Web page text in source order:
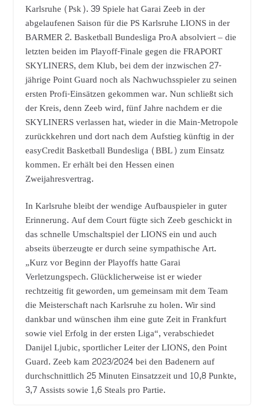
Karlsruhe (Psk). 39 Spiele hat Garai Zeeb in der
abgelaufenen Saison für die PS Karlsruhe LIONS in der
BARMER 2. Basketball Bundesliga ProA absolviert – die
letzten beiden im Playoff-Finale gegen die FRAPORT
SKYLINERS, dem Klub, bei dem der inzwischen 27-
jährige Point Guard noch als Nachwuchsspieler zu seinen
ersten Profi-Einsätzen gekommen war. Nun schließt sich
der Kreis, denn Zeeb wird, fünf Jahre nachdem er die
SKYLINERS verlassen hat, wieder in die Main-Metropole
zurückkehren und dort nach dem Aufstieg künftig in der
easyCredit Basketball Bundesliga (BBL) zum Einsatz
kommen. Er erhält bei den Hessen einen
Zweijahresvertrag.
In Karlsruhe bleibt der wendige Aufbauspieler in guter
Erinnerung. Auf dem Court fügte sich Zeeb geschickt in
das schnelle Umschaltspiel der LIONS ein und auch
abseits überzeugte er durch seine sympathische Art.
„Kurz vor Beginn der Playoffs hatte Garai
Verletzungspech. Glücklicherweise ist er wieder
rechtzeitig fit geworden, um gemeinsam mit dem Team
die Meisterschaft nach Karlsruhe zu holen. Wir sind
dankbar und wünschen ihm eine gute Zeit in Frankfurt
sowie viel Erfolg in der ersten Liga“, verabschiedet
Danijel Ljubic, sportlicher Leiter der LIONS, den Point
Guard. Zeeb kam 2023/2024 bei den Badenern auf
durchschnittlich 25 Minuten Einsatzzeit und 10,8 Punkte,
3,7 Assists sowie 1,6 Steals pro Partie.